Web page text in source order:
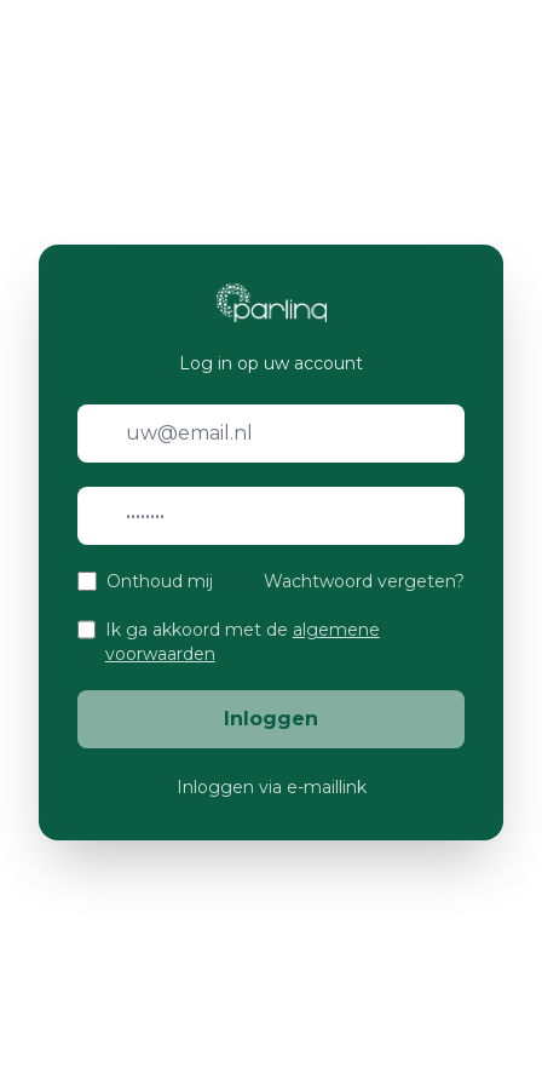
Log in op uw account
Onthoud mij Wachtwoord vergeten?
Ik ga akkoord met de algemene
voorwaarden
Inloggen
Inloggen via e-maillink